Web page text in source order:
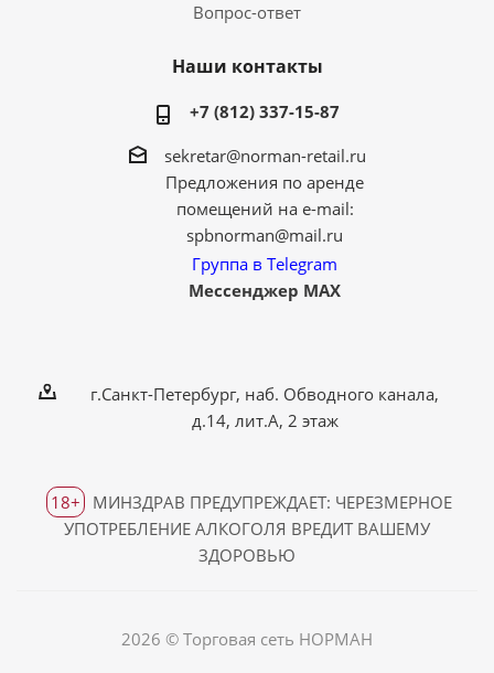
Вопрос-ответ
Наши контакты
+7 (812) 337-15-87
sekretar@norman-retail.ru
Предложения по аренде
помещений на e-mail:
spbnorman@mail.ru
Группа в Telegram
Мессенджер MAX
г.Санкт-Петербург, наб. Обводного канала,
д.14, лит.А, 2 этаж
18+
МИНЗДРАВ ПРЕДУПРЕЖДАЕТ: ЧЕРЕЗМЕРНОЕ
УПОТРЕБЛЕНИЕ АЛКОГОЛЯ ВРЕДИТ ВАШЕМУ
ЗДОРОВЬЮ
2026 © Торговая сеть НОРМАН